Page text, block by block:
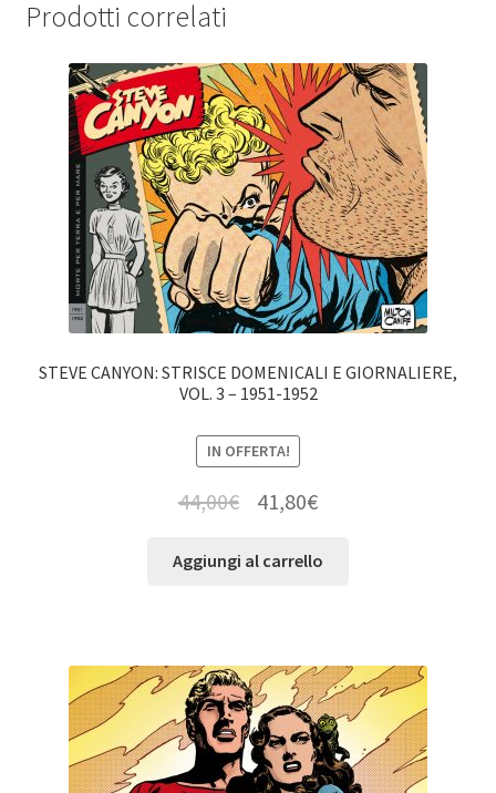
Prodotti correlati
STEVE CANYON: STRISCE DOMENICALI E GIORNALIERE,
VOL. 3 – 1951-1952
IN OFFERTA!
44,00€ 41,80€
Aggiungi al carrello